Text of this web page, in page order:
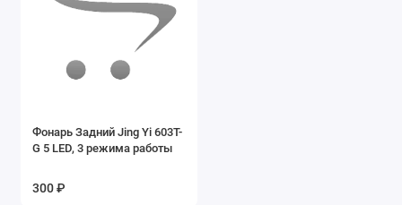
Фонарь Задний Jing Yi 603T-
G 5 LED, 3 режима работы
300 ₽